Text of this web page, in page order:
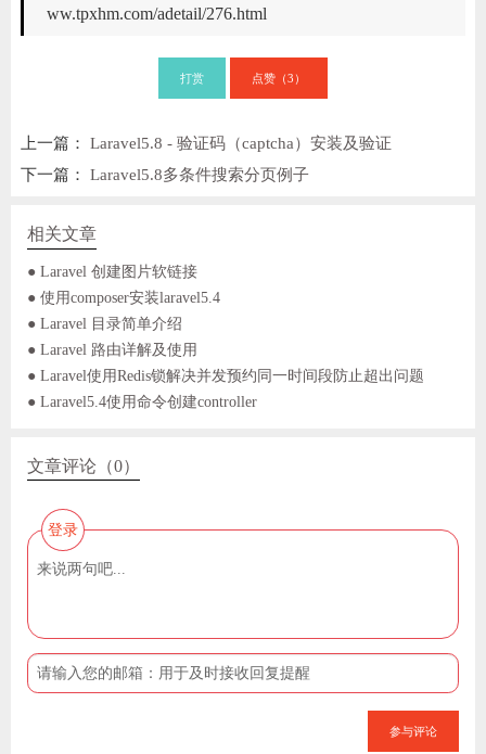
ww.tpxhm.com/adetail/276.html
打赏 点赞（3 ）
上一篇：Laravel5.8 - 验证码（captcha）安装及验证
下一篇：Laravel5.8多条件搜索分页例子
相关文章
● Laravel 创建图片软链接
● 使用composer安装laravel5.4
● Laravel 目录简单介绍
● Laravel 路由详解及使用
● Laravel使用Redis锁解决并发预约同一时间段防止超出问题
● Laravel5.4使用命令创建controller
文章评论（0）
登录
参与评论